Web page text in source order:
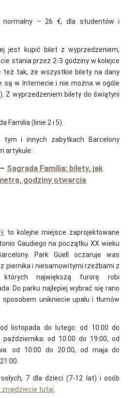
normalny – 26 €, dla studentów i
jest kupić bilet z wyprzedzeniem,
stania przez 2-3 godziny w kolejce
też tak, że wszystkie bilety na dany
są w Internecie i nie można w ogóle
Z wyprzedzeniem bilety do świątyni
Familia (linie 2 i 5).
tym i innych zabytkach Barcelony
artykule:
Sagrada Família: bilety, jak
godziny otwarcia
to kolejne miejsce zaprojektowane
Gaudiego na początku XX wieku
Park Güell oczaruje was
piernika i niesamowitymi rzeźbami z
których największą furorę robi
Do parku najlepiej wybrać się rano
unikniecie upału i tłumów
od listopada do lutego: od 10:00 do
od 10:00 do 19:00, od
od 10:00 do 20:00, od maja do
7 dla dzieci (7-12 lat) i osób
znajdziecie tutaj.